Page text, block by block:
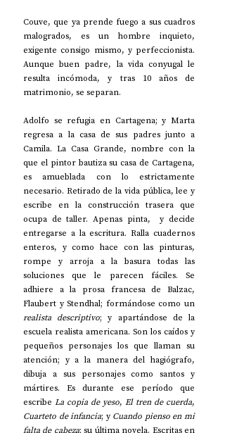
Couve, que ya prende fuego a sus cuadros
malogrados, es un hombre inquieto,
exigente consigo mismo, y perfeccionista.
Aunque buen padre, la vida conyugal le
resulta incómoda, y tras 10 años de
matrimonio, se separan.
Adolfo se refugia en Cartagena; y Marta
regresa a la casa de sus padres junto a
Camila. La Casa Grande, nombre con la
que el pintor bautiza su casa de Cartagena,
es amueblada con lo estrictamente
necesario. Retirado de la vida pública, lee y
escribe en la construcción trasera que
ocupa de taller. Apenas pinta,  y decide
entregarse a la escritura. Ralla cuadernos
enteros, y como hace con las pinturas,
rompe y arroja a la basura todas las
soluciones que le parecen fáciles. Se
adhiere a la prosa francesa de Balzac,
realista descriptivo; y apartándose de la
escuela realista americana. Son los caídos y
pequeños personajes los que llaman su
atención; y a la manera del hagiógrafo,
dibuja a sus personajes como santos y
mártires. Es durante ese período que
escribe La copia de yeso, El tren de cuerda
Cuarteto de infancia; y Cuando pienso en mi
falta de cabeza; su última novela. Escritas en